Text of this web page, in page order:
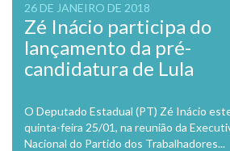
26 DE JANEIRO DE 2018
Zé Inácio participa do
lançamento da pré-
candidatura de Lula
O Deputado Estadual (PT) Zé Inácio
quinta-feira 25/01, na reunião da
Nacional do Partido dos Trabalhadores...